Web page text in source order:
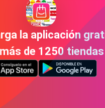
la aplicación
de 1250 tiendas